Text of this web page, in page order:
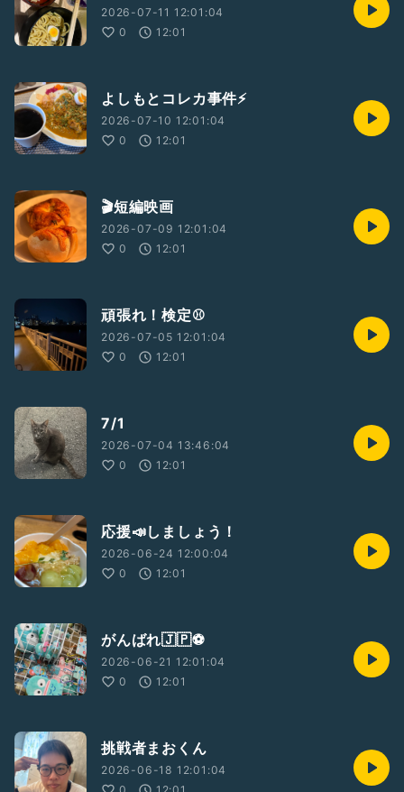
2026-07-11 12:01:04
0
12:01
よしもとコレカ事件⚡️
2026-07-10 12:01:04
0
12:01
🎬短編映画
2026-07-09 12:01:04
0
12:01
頑張れ！検定⚾️
2026-07-05 12:01:04
0
12:01
7/1
2026-07-04 13:46:04
0
12:01
応援📣しましょう！
2026-06-24 12:00:04
0
12:01
がんばれ🇯🇵⚽️
2026-06-21 12:01:04
0
12:01
挑戦者まおくん
2026-06-18 12:01:04